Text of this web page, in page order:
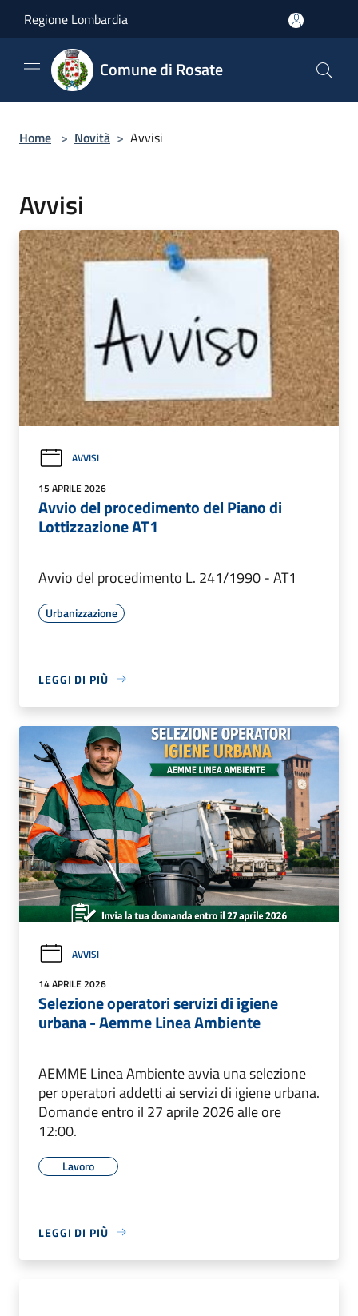
Regione Lombardia
Comune di Rosate
Home > Novità > Avvisi
Avvisi
AVVISI
15 APRILE 2026
Avvio del procedimento del Piano di
Lottizzazione AT1
Avvio del procedimento L. 241/1990 - AT1
Urbanizzazione
LEGGI DI PIÙ
AVVISI
14 APRILE 2026
Selezione operatori servizi di igiene
urbana - Aemme Linea Ambiente
AEMME Linea Ambiente avvia una selezione
per operatori addetti ai servizi di igiene urbana.
Domande entro il 27 aprile 2026 alle ore
12:00.
Lavoro
LEGGI DI PIÙ